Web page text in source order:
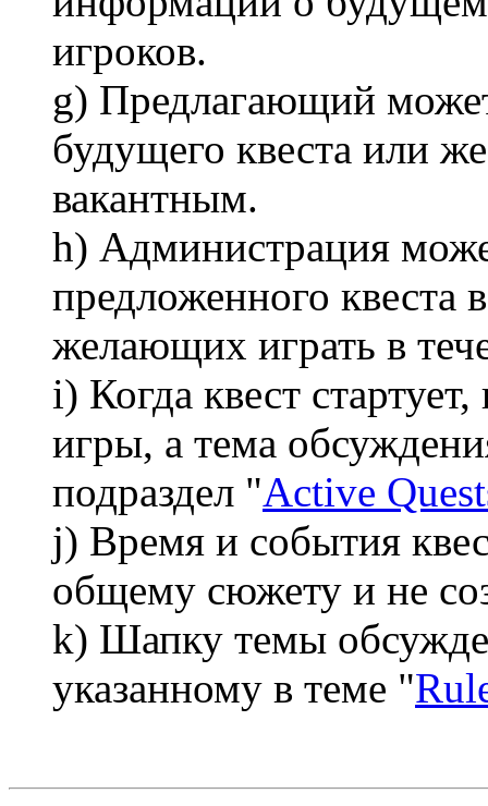
игроков.
g) Предлагающий
будущего квеста или
вакантным.
h) Администрация
предложенного квеста
желающих играть в
i) Когда квест
игры, а тема
подраздел "Active
j) Время и события
общему сюжету и не
k) Шапку темы
указанному в теме "